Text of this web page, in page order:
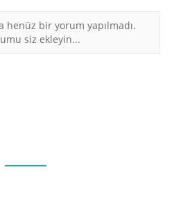
henüz bir yorum yapılmadı.
siz ekleyin...